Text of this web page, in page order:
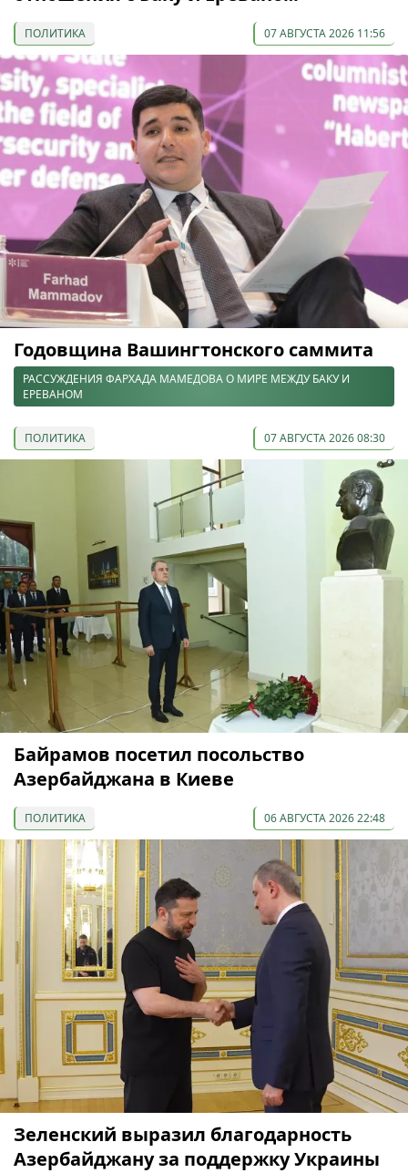
ПОЛИТИКА 07 АВГУСТА 2026 11:56
Годовщина Вашингтонского саммита
РАССУЖДЕНИЯ ФАРХАДА МАМЕДОВА О МИРЕ МЕЖДУ БАКУ И
ЕРЕВАНОМ
ПОЛИТИКА 07 АВГУСТА 2026 08:30
Байрамов посетил посольство
Азербайджана в Киеве
ПОЛИТИКА 06 АВГУСТА 2026 22:48
Зеленский выразил благодарность
Азербайджану за поддержку Украины